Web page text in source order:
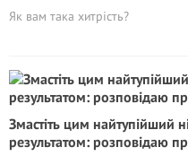
Як вам така хитрість?
Змастіть цим найтупійший
результатом: розповідаю